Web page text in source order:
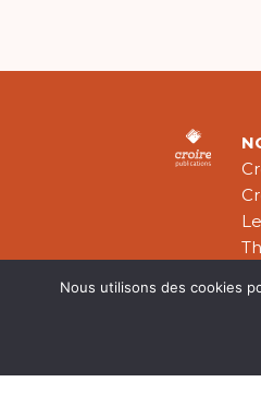
Nous utilisons des cookies